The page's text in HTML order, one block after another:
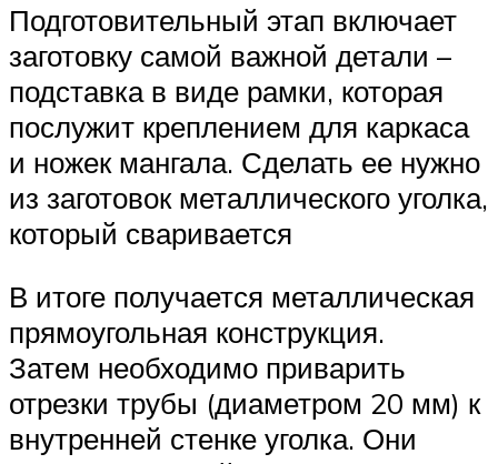
Подготовительный этап включает
заготовку самой важной детали –
подставка в виде рамки, которая
послужит креплением для каркаса
и ножек мангала. Сделать ее нужно
из заготовок металлического уголка,
который сваривается
В итоге получается металлическая
прямоугольная конструкция.
Затем необходимо приварить
отрезки трубы (диаметром 20 мм) к
внутренней стенке уголка. Они